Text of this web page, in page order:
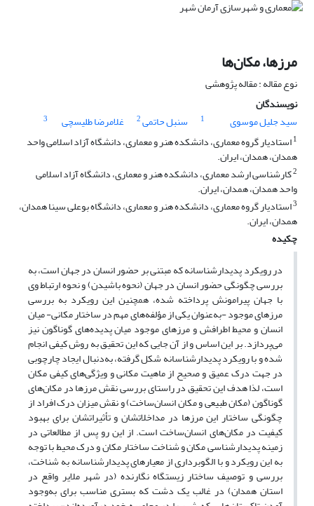
مرزها، مکان‌ها
نوع مقاله : مقاله پژوهشی
نویسندگان
سید جلیل موسوی
1 سنبل حاتمی2 غلامرضا طلیسچی
3
1استادیار گروه معماری، دانشکده هنر و معماری، دانشگاه آزاد اسلامی واحد
همدان، همدان، ایران.
2کارشناسی ارشد معماری، دانشکده هنر و معماری، دانشگاه آزاد اسلامی
واحد همدان، همدان، ایران.
3استادیار گروه معماری، دانشکده هنر و معماری، دانشگاه بوعلی سینا همدان،
همدان، ایران.
چکیده
در رویکرد پدیدارشناسانه که مبتنی بر حضور انسان در جهان است، به
بررسی چگونگی حضور انسان در جهان (نحوه باشیدن) و نحوه ارتباط وی
با جهان پیرامونش پرداخته شده، همچنین این رویکرد به بررسی
مرزهای موجود -به‌عنوان یکی از مؤلفه‌های مهم در ساختار مکانی- میان
انسان و محیط اطرافش و مرزهای موجود میان پدیده‌های گوناگون نیز
می‌پردازد. بر این اساس و از آن جایی که این تحقیق به روش کیفی انجام
شده و با رویکرد پدیدارشناسانه شکل گرفته، به‌دنبال ایجاد چارچوبی
در جهت درک عمیق و صحیح از ماهیت مکانی و ویژگی‌های کیفی مکان
است، لذا هدف این تحقیق در راستای بررسی نقش مرزها در مکان‌های
گوناگون (مکان طبیعی و مکان انسان‌ساخت) و نقش میزان درک افراد از
چگونگی ساختار این مرزها در مداخلاتشان و تأثیراتشان برای بهبود
کیفیت در مکان‌های انسان‌ساخت است. از این ‌رو پس از مطالعاتی در
زمینه پدیدارشناسی مکان و شناخت ساختار مکان و درک محیط با توجه
به این رویکرد و با الگوبرداری از معیارهای پدیدارشناسانه به شناخت،
بررسی و توصیف ساختار زیستگاه نگارنده (در شهر ملایر واقع در
استان همدان) در غالب یک دشت که بستری مناسب برای به‌وجود